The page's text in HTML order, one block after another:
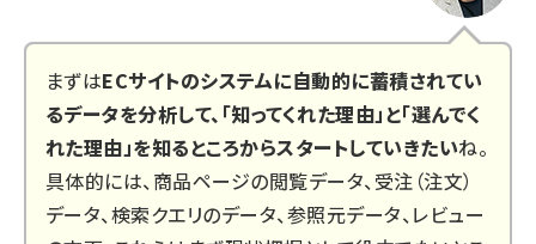
まずはECサイトのシステムに自動的に蓄積されてい
るデータを分析して、「知ってくれた理由」と「選んでく
れた理由」を知るところからスタートしていきたいね。
具体的には、商品ページの閲覧データ、受注（注文）
データ、検索クエリのデータ、参照元データ、レビュー